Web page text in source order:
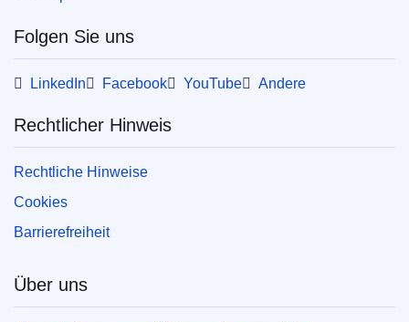
Folgen Sie uns
LinkedIn Facebook YouTube Andere
Rechtlicher Hinweis
Rechtliche Hinweise
Cookies
Barrierefreiheit
Über uns